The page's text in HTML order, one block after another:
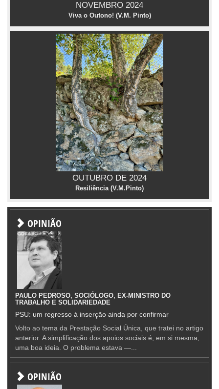
NOVEMBRO 2024
Viva o Outono! (V.M. Pinto)
OUTUBRO DE 2024
Resiliência (V.M.Pinto)
OPINIÃO
PAULO PEDROSO, SOCIÓLOGO, EX-MINISTRO DO
TRABALHO E SOLIDARIEDADE
PSU: um regresso à inserção ainda por confirmar
Volto ao tema da Prestação Social Única, que tratei no artigo
anterior. A simplificação dos apoios sociais é, em si mesma,
uma boa ideia. O problema estava —...
OPINIÃO